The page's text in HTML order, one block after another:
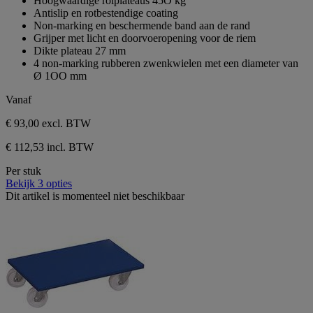
beoordeling
sterren.
beoordeling
Antislip en rotbestendige coating
Non-marking en beschermende band aan de rand
Grijper met licht en doorvoeropening voor de riem
Dikte plateau 27 mm
4 non-marking rubberen zwenkwielen met een diameter van
Ø 1OO mm
Vanaf
€ 93,00 excl. BTW
€ 112,53 incl. BTW
Per stuk
Bekijk 3 opties
Dit artikel is momenteel niet beschikbaar